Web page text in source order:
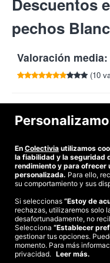
radiofrecuencia, gel
el levantamiento del
moldea el seno, activa la
musculatura y aumenta
diferentes niveles de la
terapias más
profesionales, trato
sus tratamientos. Con
clientela.
Con Colectivia...
Imprescindible
Cancelaciones con
Tlf:948 575 977
Descuentos
pechos
Valoración media:
(10
terapias más innovadoras,
Con todo ello, consiguen
Con Colectivia... ¡Siéntete
Términos y condiciones|
En Colectivia utilizamos
la fiabilidad y la seguridad
rendimiento y para ofrecer
personalizada. Para ello,
su comportamiento y sus
Si seleccionas “Estoy de
rechazas, utilizaremos solo
desafortunadamente, no
Selecciona “Establecer
gestionar tus opciones.
momento. Para más
privacidad. Leer más.